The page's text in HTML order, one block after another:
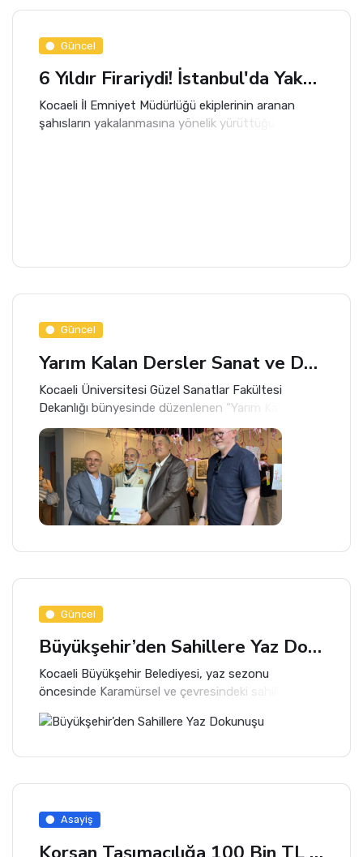
Güncel
6 Yıldır Firariydi! İstanbul'da Yakalandı
Kocaeli İl Emniyet Müdürlüğü ekiplerinin aranan
şahısların yakalanmasına yönelik yürüttüğü
Güncel
Yarım Kalan Dersler Sanat ve Düşünceyi Buluşturdu
Kocaeli Üniversitesi Güzel Sanatlar Fakültesi
Dekanlığı bünyesinde düzenlenen “Yarım Kalan
Dersler” enstalasyon, sergileme ve performans
etkinliği yoğun ilgi gördü. Erzurumlu yazar, fotoğraf
sanatçısı ve akademisyen Dr. Öğr.
Güncel
Büyükşehir’den Sahillere Yaz Dokunuşu
Kocaeli Büyükşehir Belediyesi, yaz sezonu
öncesinde Karamürsel ve çevresindeki sahillerde
hazırlık çalışmalarını aralıksız sürdürüyor.
Asayiş